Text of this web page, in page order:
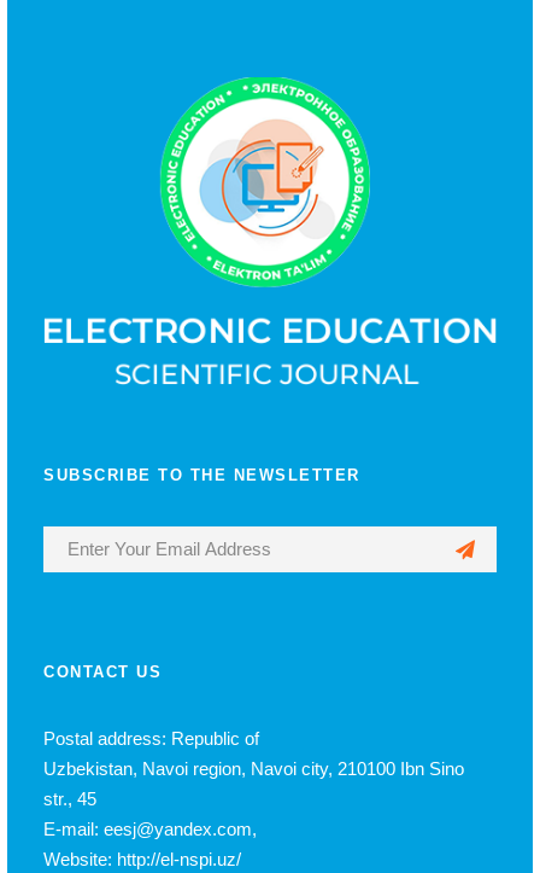
SUBSCRIBE TO THE NEWSLETTER
CONTACT US
Postal address: Republic of
Uzbekistan, Navoi region, Navoi city, 210100 Ibn Sino
str., 45
E-mail: eesj@yandex.com,
Website: http://el-nspi.uz/